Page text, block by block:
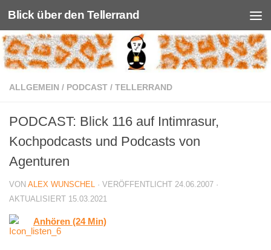
Unter dem Inhalt
Blick über den Tellerrand
ALLGEMEIN / PODCAST / TELLERRAND
PODCAST: Blick 116 auf Intimrasur,
Kochpodcasts und Podcasts von
Agenturen
VON ALEX WUNSCHEL · VERÖFFENTLICHT 24.06.2007 ·
AKTUALISIERT 15.03.2021
Anhören (24 Min)